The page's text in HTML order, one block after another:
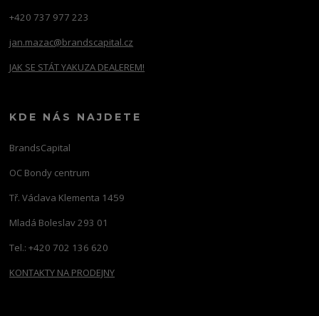
+420 737 977 223
jan.mazac@brandscapital.cz
JAK SE STÁT YAKUZA DEALEREM!
KDE NÁS NAJDETE
BrandsCapital
OC Bondy centrum
Tř. Václava Klementa 1459
Mladá Boleslav 293 01
Tel.: +420 702 136 620
KONTAKTY NA PRODEJNY